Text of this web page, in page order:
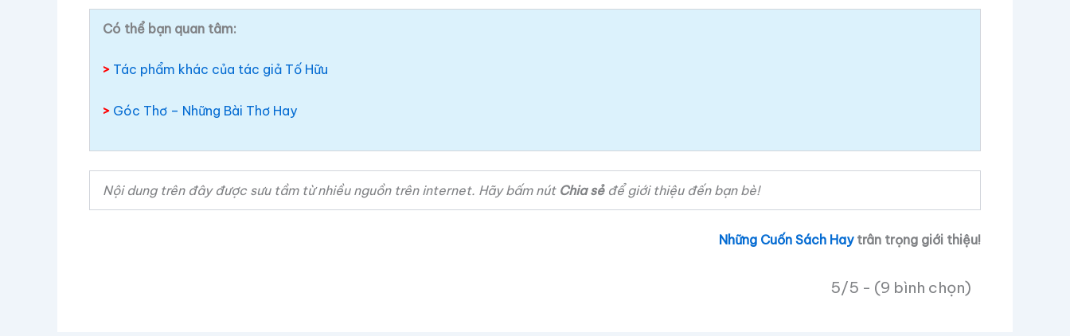
Có thể bạn quan tâm:
> Tác phẩm khác của tác giả Tố Hữu
> Góc Thơ – Những Bài Thơ Hay
Nội dung trên đây được sưu tầm từ nhiều nguồn trên internet. Hãy bấm nút Chia sẻđể giới thiệu đến bạn bè!
Những Cuốn Sách Haytrân trọng giới thiệu!
5/5 - (9 bình chọn)